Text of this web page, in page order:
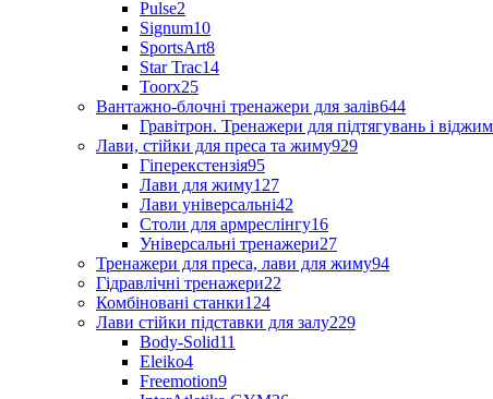
Pulse2
Signum10
SportsArt8
Star Trac14
Toorx25
Вантажно-блочні тренажери для залів644
Гравітрон. Тренажери для підтягувань і
Лави, стійки для преса та жиму929
Гіперекстензія95
Лави для жиму127
Лави універсальні42
Столи для армреслінгу16
Універсальні тренажери27
Тренажери для преса, лави для жиму94
Гідравлічні тренажери22
Комбіновані станки124
Лави стійки підставки для залу229
Body-Solid11
Eleiko4
Freemotion9